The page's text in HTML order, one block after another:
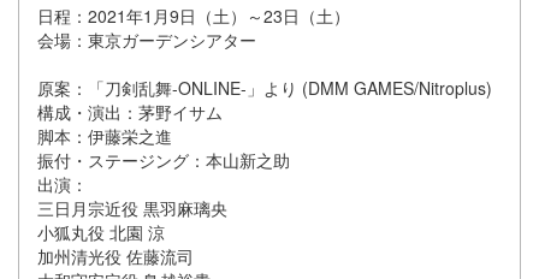
日程：2021年1月9日（土）～23日（土）
会場：東京ガーデンシアター
原案：「刀剣乱舞-ONLINE-」より (DMM GAMES/Nitroplus)
構成・演出：茅野イサム
脚本：伊藤栄之進
振付・ステージング：本山新之助
出演：
三日月宗近役 黒羽麻璃央
小狐丸役 北園 涼
加州清光役 佐藤流司